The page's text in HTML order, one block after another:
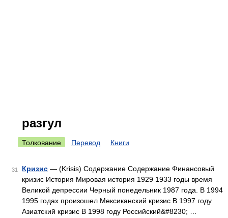
разгул
Толкование Перевод Книги
31 Кризис — (Krisis) Содержание Содержание Финансовый
кризис История Мировая история 1929 1933 годы время
Великой депрессии Черный понедельник 1987 года. В 1994
1995 годах произошел Мексиканский кризис В 1997 году
Азиатский кризис В 1998 году Российский&#8230; …